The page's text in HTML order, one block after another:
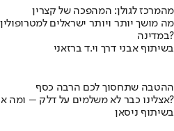
מהמרכז לגולן: המהפכה של קצרין
מה מושך יותר ויותר ישראלים
במדינה?
בשיתוף אבני דרך וי.ד ברזאני
ההטבה שתחסוך לכם הרבה כסף
אצלינו כבר לא משלמים על דלק – ומה איתכם?
בשיתוף ניסאן